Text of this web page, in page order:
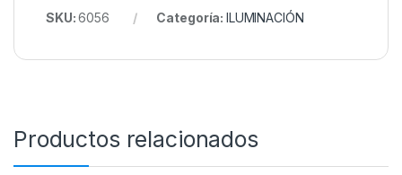
SKU:6056 Categoría: ILUMINACIÓN
Productos relacionados